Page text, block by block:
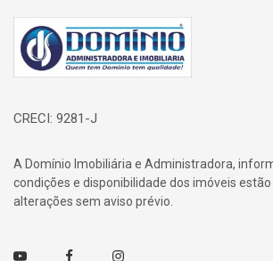
Página inicial
CRECI: 9281-J
A Domínio Imobiliária e Administradora,
condições e disponibilidade dos imóveis
alterações sem aviso prévio.
Youtube FacebookInstagram